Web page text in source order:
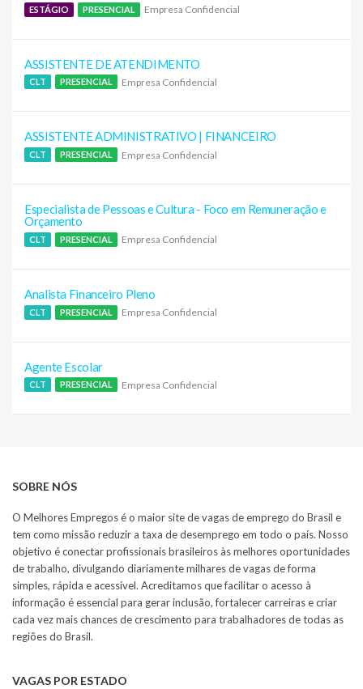
ESTÁGIO PRESENCIAL Empresa Confidencial
ASSISTENTE DE ATENDIMENTO
CLT PRESENCIAL Empresa Confidencial
ASSISTENTE ADMINISTRATIVO | FINANCEIRO
CLT PRESENCIAL Empresa Confidencial
Especialista de Pessoas e Cultura - Foco em Remuneração e
Orçamento
CLT PRESENCIAL Empresa Confidencial
Analista Financeiro Pleno
CLT PRESENCIAL Empresa Confidencial
Agente Escolar
CLT PRESENCIAL Empresa Confidencial
SOBRE NÓS
O Melhores Empregos é o maior site de vagas de emprego do Brasil e
tem como missão reduzir a taxa de desemprego em todo o país. Nosso
objetivo é conectar profissionais brasileiros às melhores oportunidades
de trabalho, divulgando diariamente milhares de vagas de forma
simples, rápida e acessível. Acreditamos que facilitar o acesso à
informação é essencial para gerar inclusão, fortalecer carreiras e criar
cada vez mais chances de crescimento para trabalhadores de todas as
regiões do Brasil.
VAGAS POR ESTADO